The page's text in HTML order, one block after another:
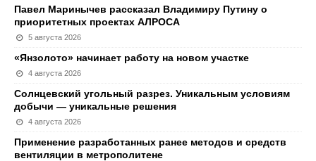
Павел Маринычев рассказал Владимиру Путину о
приоритетных проектах АЛРОСА
5 августа 2026
«Янзолото» начинает работу на новом участке
4 августа 2026
Солнцевский угольный разрез. Уникальным условиям
добычи — уникальные решения
4 августа 2026
Применение разработанных ранее методов и средств
вентиляции в метрополитене